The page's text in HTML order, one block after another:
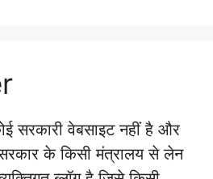
सरकारी वेबसाइट नहीं है और
के किसी मंत्रालय से लेन